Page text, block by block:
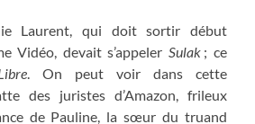
Laurent, qui doit sortir début
Vidéo, devait s’appelerSulak ; ce
. On peut voir dans cette
des juristes d’Amazon, frileux
de Pauline, la sœur du truand